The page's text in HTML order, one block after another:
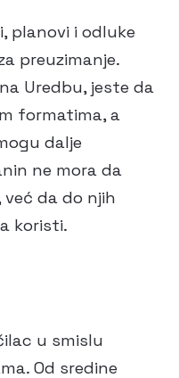
planovi i odluke
preuzimanje.
Uredbu, jeste da
formatima, a
dalje
ne mora da
već da do njih
koristi.
u smislu
Od sredine